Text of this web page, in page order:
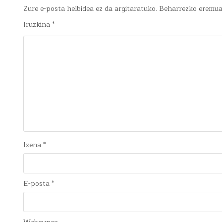
Zure e-posta helbidea ez da argitaratuko. Beharrezko
Iruzkina*
Izena*
E-posta*